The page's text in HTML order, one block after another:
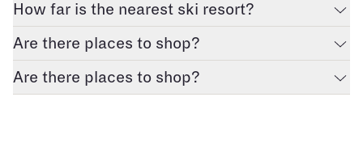
How far is the nearest ski resort?
Are there places to shop?
Are there places to shop?